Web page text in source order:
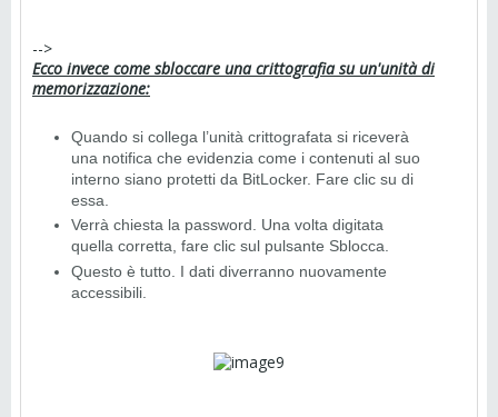
-->
Ecco invece come sbloccare una crittografia su un'unità di
memorizzazione:
Quando si collega l’unità crittografata si riceverà
una notifica che evidenzia come i contenuti al suo
interno siano protetti da BitLocker. Fare clic su di
essa.
Verrà chiesta la password. Una volta digitata
quella corretta, fare clic sul pulsante Sblocca.
Questo è tutto. I dati diverranno nuovamente
accessibili.